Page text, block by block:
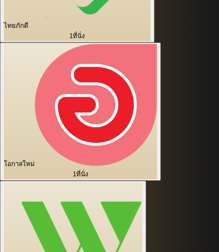
ไทยภักดี
1ที่นั่ง
โอกาสใหม่
1ที่นั่ง